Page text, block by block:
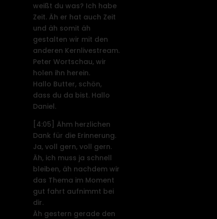
weißt du was? Ich habe
Zeit. Äh er hat auch Zeit
und äh somit äh
gestalten wir mit den
anderen Kernlivestream.
Peter Wortschau, wir
holen ihn herein.
Hallo Butter, schön,
dass du da bist. Hallo
Daniel.
[4:05]
Ähm herzlichen
Dank für die Erinnerung.
Ja, voll gern, voll gern.
Äh, ich muss ja schnell
bleiben, äh nachdem wir
das Thema im Moment
gut fahrt aufnimmt bei
dir.
Äh gestern gerade den